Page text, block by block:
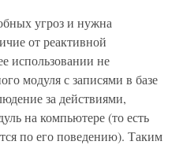
угроз и нужна
от реактивной
использовании не
модуля с записями в базе
за действиями,
на компьютере (то есть
по его поведению). Таким